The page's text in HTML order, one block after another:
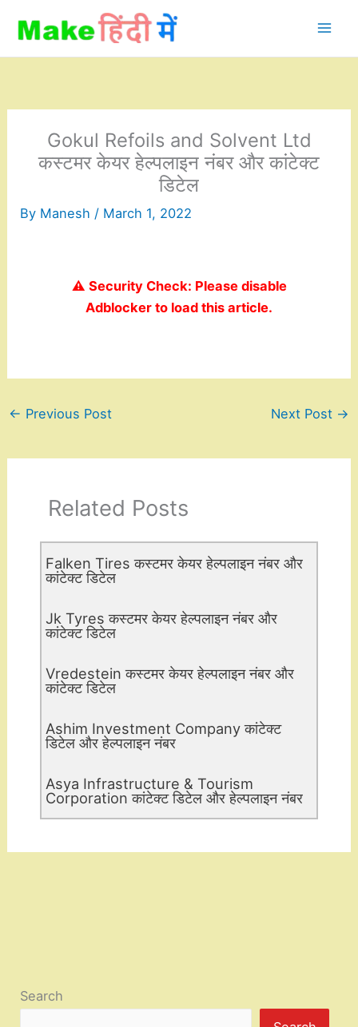
content
Gokul Refoils and Solvent Ltd
कस्टमर केयर हेल्पलाइन नंबर और कांटेक्ट
डिटेल
By Manesh / March 1, 2022
⚠️ Security Check: Please disable
Adblocker to load this article.
← Previous Post Next Post →
Related Posts
Falken Tires कस्टमर केयर हेल्पलाइन नंबर और
कांटेक्ट डिटेल
Jk Tyres कस्टमर केयर हेल्पलाइन नंबर और
कांटेक्ट डिटेल
Vredestein कस्टमर केयर हेल्पलाइन नंबर और
कांटेक्ट डिटेल
Ashim Investment Company कांटेक्ट
डिटेल और हेल्पलाइन नंबर
Asya Infrastructure & Tourism
Corporation कांटेक्ट डिटेल और हेल्पलाइन नंबर
Search